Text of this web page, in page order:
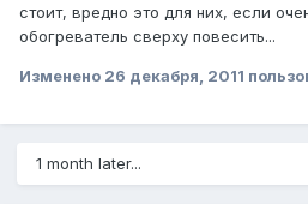
стоит, вредно это для них, если
обогреватель сверху повесить...
Изменено 26 декабря, 2011
1 month later...